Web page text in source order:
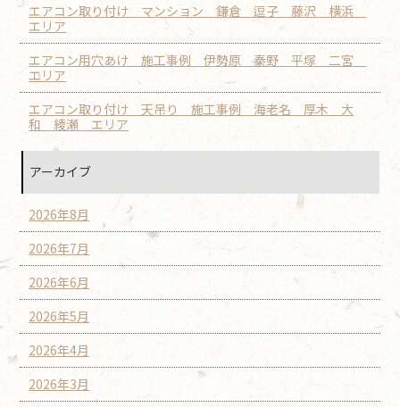
エアコン取り付け マンション 鎌倉 逗子 藤沢 横浜
エリア
エアコン用穴あけ 施工事例 伊勢原 秦野 平塚 二宮
エリア
エアコン取り付け 天吊り 施工事例 海老名 厚木 大
和 綾瀬 エリア
アーカイブ
2026年8月
2026年7月
2026年6月
2026年5月
2026年4月
2026年3月